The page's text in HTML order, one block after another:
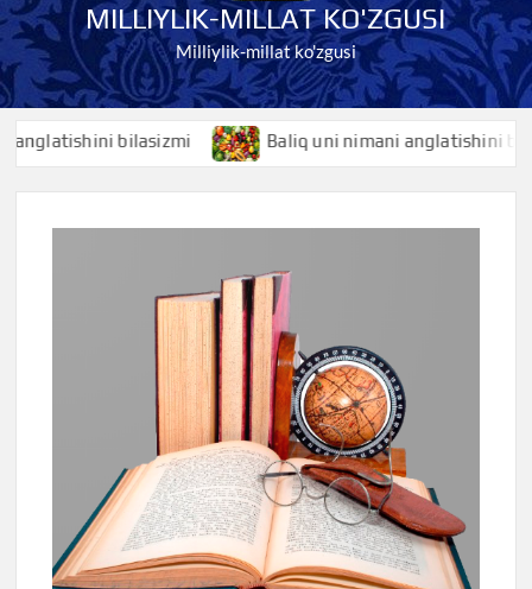
MILLIYLIK-MILLAT KO'ZGUSI
Milliylik-millat ko'zgusi
bilasizmi Baliq uni nimani anglatishini